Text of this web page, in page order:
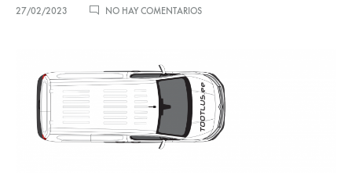
27/02/2023 NO HAY COMENTARIOSEN